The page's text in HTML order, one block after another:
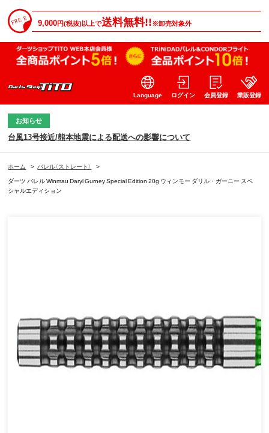
9,000円(税抜)以上で送料無料!!※卸売対象外
Language ログイン 会員登録 業販登録
お知らせ
台風13号接近/熊本地震による配送への影響について
ホーム > バレル（ストレート）
>
ダーツ バレル Winmau Daryl Gurney Special Edition 20g ウィンモー ダリル・ガーニー スペ
シャルエディション